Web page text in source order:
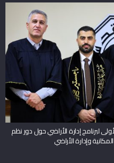
لبرنامج إدارة الأراضي حول دور نظم
وإدارة الأراضي